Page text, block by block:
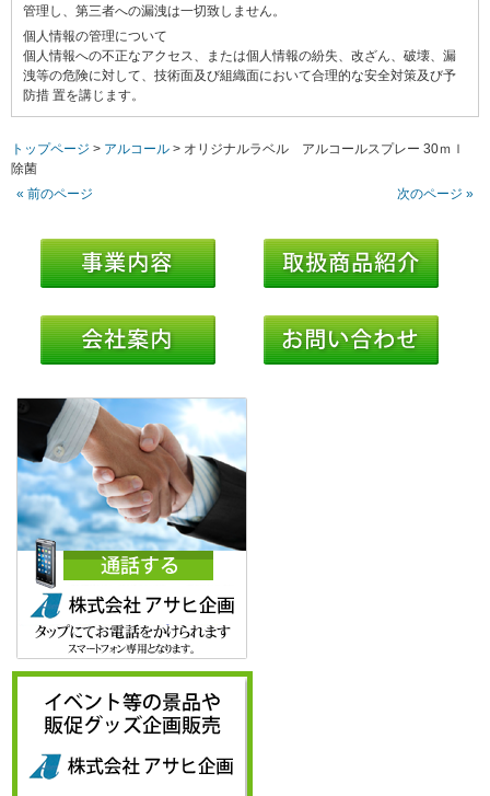
管理し、第三者への漏洩は一切致しません。
個人情報の管理について
個人情報への不正なアクセス、または個人情報の紛失、改ざん、破壊、漏
洩等の危険に対して、技術面及び組織面において合理的な安全対策及び予
防措 置を講じます。
トップページ > アルコール > オリジナルラベル アルコールスプレー 30ｍｌ
除菌
« 前のページ
次のページ »